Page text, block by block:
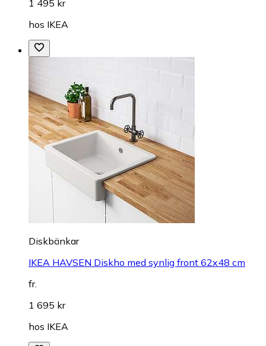
1 495 kr
hos IKEA
Diskbänkar
IKEA HAVSEN Diskho med synlig front 62x48 cm
fr.
1 695 kr
hos IKEA